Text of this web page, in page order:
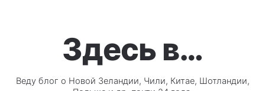
Здесь в…
Веду блог о Новой Зеландии, Чили, Китае, Шотландии,